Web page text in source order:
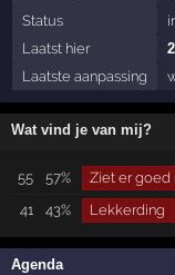
Status
Laatst hier
Laatste aanpassing
Wat vind je van mij?
55 57%
Ziet er goed
41
43% Lekkerding
Agenda